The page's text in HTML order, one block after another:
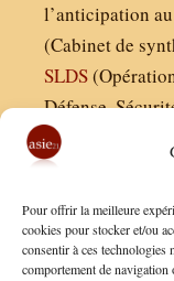
Pour offrir la meilleure
cookies pour stocker et/ou
consentir à ces technologies
comportement de
l’anticipation
(Cabinet de
SLDS
Défense,
Finaldées EURL
Siège social :